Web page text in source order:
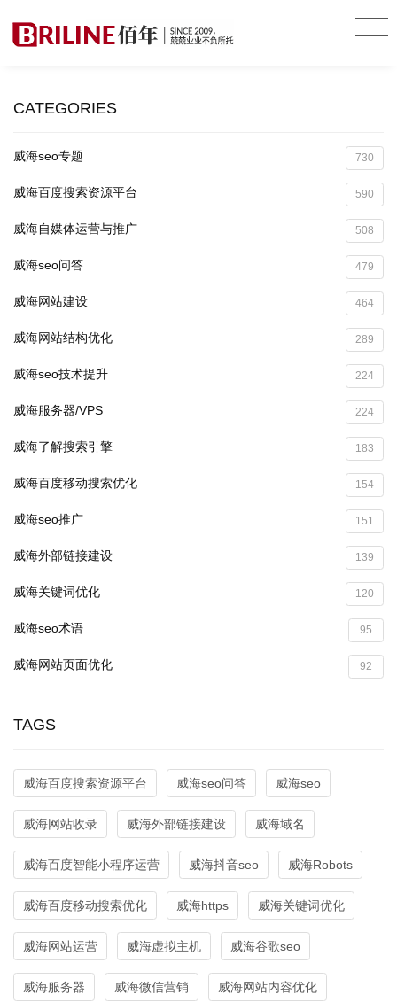
CATEGORIES
威海seo专题 730
威海百度搜索资源平台 590
威海自媒体运营与推广 508
威海seo问答 479
威海网站建设 464
威海网站结构优化 289
威海seo技术提升 224
威海服务器/VPS 224
威海了解搜索引擎 183
威海百度移动搜索优化 154
威海seo推广 151
威海外部链接建设 139
威海关键词优化 120
威海seo术语 95
威海网站页面优化 92
TAGS
威海百度搜索资源平台 威海seo问答 威海seo
威海网站收录 威海外部链接建设 威海域名
威海百度智能小程序运营 威海抖音seo 威海Robots
威海百度移动搜索优化 威海https 威海关键词优化
威海网站运营 威海虚拟主机 威海谷歌seo
威海服务器 威海微信营销 威海网站内容优化